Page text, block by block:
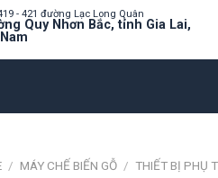
- 421 đường Lạc Long Quân
Quy Nhơn Bắc, tỉnh Gia Lai,
/ MÁY CHẾ BIẾN GỖ / THIẾT BỊ PHỤ